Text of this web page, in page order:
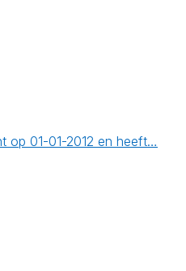
op 01-01-2012 en heeft…